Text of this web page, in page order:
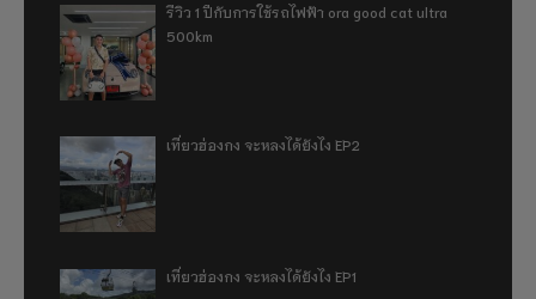
รีวิว 1 ปีกับการใช้รถไฟฟ้า ora good cat ultra
500km
เที่ยวฮ่องกง จะหลงได้ยังไง EP2
เที่ยวฮ่องกง จะหลงได้ยังไง EP1